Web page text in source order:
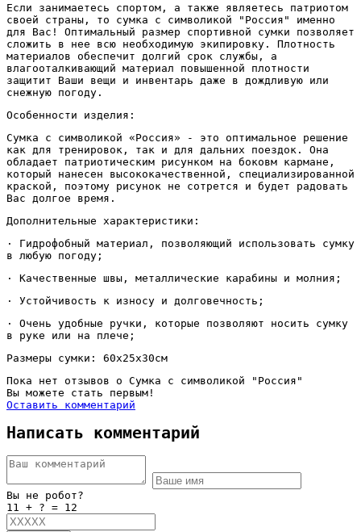
Если занимаетесь спортом, а также являетесь патриотом
своей страны, то сумка с символикой "Россия" именно
для Вас! Оптимальный размер спортивной сумки позволяет
сложить в нее всю необходимую экипировку. Плотность
материалов обеспечит долгий срок службы, а
влагооталкивающий материал повышенной плотности
защитит Ваши вещи и инвентарь даже в дождливую или
снежную погоду.
Особенности изделия:
Сумка с символикой «Россия» - это оптимальное решение
как для тренировок, так и для дальних поездок. Она
обладает патриотическим рисунком на боковм кармане,
который нанесен высококачественной, специализированной
краской, поэтому рисунок не сотрется и будет радовать
Вас долгое время.
Дополнительные характеристики:
· Гидрофобный материал, позволяющий использовать сумку
в любую погоду;
· Качественные швы, металлические карабины и молния;
· Устойчивость к износу и долговечность;
· Очень удобные ручки, которые позволяют носить сумку
в руке или на плече;
Размеры сумки: 60х25х30см
Пока нет отзывов о Сумка с символикой "Россия"
Вы можете стать первым!
Оставить комментарий
Написать комментарий
Вы не робот?
11 + ? = 12